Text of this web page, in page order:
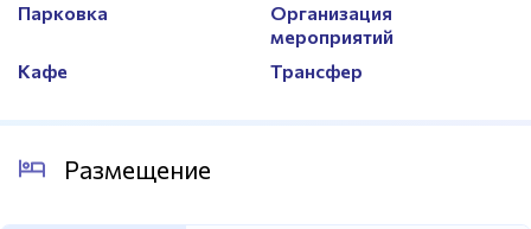
Парковка
Организация
мероприятий
Кафе
Трансфер
Размещение